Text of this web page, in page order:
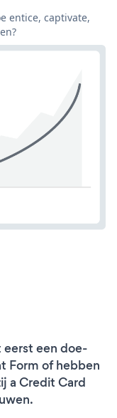
entice, captivate,
een doe-
Form of hebben
a Credit Card